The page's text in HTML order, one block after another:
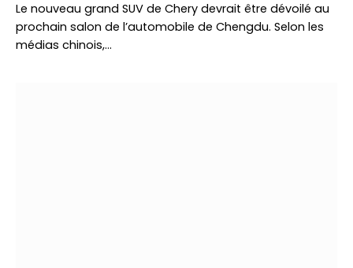
Le nouveau grand SUV de Chery devrait être dévoilé au
prochain salon de l’automobile de Chengdu. Selon les
médias chinois,…